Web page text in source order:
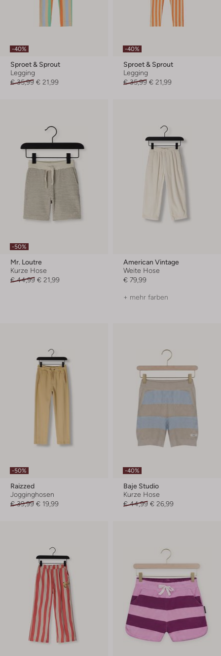
-40%
Sproet & Sprout
Legging
€ 35,99 € 21,99
-40%
Sproet & Sprout
Legging
€ 35,99 € 21,99
-50%
Mr. Loutre
Kurze Hose
€ 44,99 € 21,99
American Vintage
Weite Hose
€ 79,99
+ mehr farben
-50%
Raizzed
Jogginghosen
€ 39,99 € 19,99
-40%
Baje Studio
Kurze Hose
€ 44,99 € 26,99